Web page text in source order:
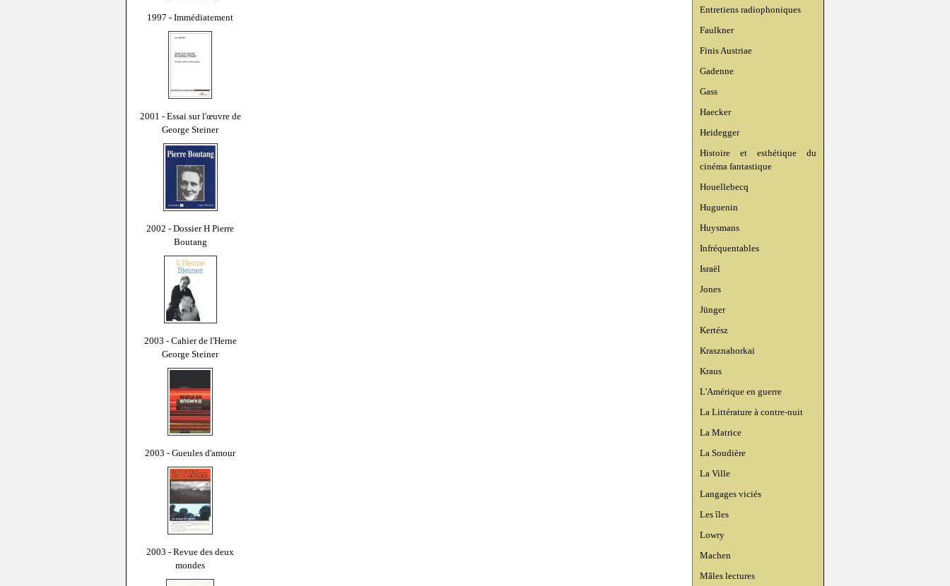
1997 - Immédiatement
2001 - Essai sur l'œuvre de
George Steiner
2002 - Dossier H Pierre
Boutang
2003 - Cahier de l'Herne
George Steiner
2003 - Gueules d'amour
2003 - Revue des deux
mondes
Entretiens radiophoniques
Faulkner
Finis Austriae
Gadenne
Gass
Haecker
Heidegger
Histoire et esthétique du
cinéma fantastique
Houellebecq
Huguenin
Huysmans
Infréquentables
Israël
Jones
Jünger
Kertész
Krasznahorkai
Kraus
L'Amérique en guerre
La Littérature à contre-nuit
La Matrice
La Soudière
La Ville
Langages viciés
Les îles
Lowry
Machen
Mâles lectures